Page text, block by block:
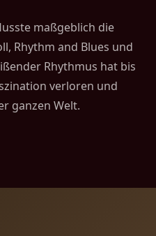
maßgeblich die
Rhythm and Blues und
Rhythmus hat bis
verloren und
ganzen Welt.